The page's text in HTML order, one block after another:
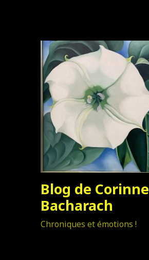
Blog de Corinne
Bacharach
Chroniques et émotions !